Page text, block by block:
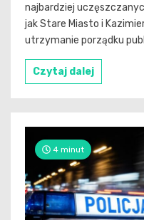
najbardziej
jak Stare Miasto i
utrzymanie porządku
Czytaj dalej
4 minut